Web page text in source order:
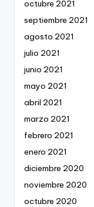
octubre 2021
septiembre 2021
agosto 2021
julio 2021
junio 2021
mayo 2021
abril 2021
marzo 2021
febrero 2021
enero 2021
diciembre 2020
noviembre 2020
octubre 2020